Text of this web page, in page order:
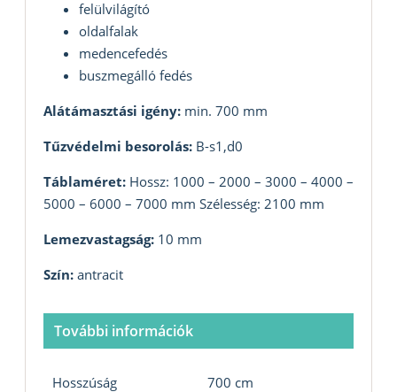
felülvilágító
oldalfalak
medencefedés
buszmegálló fedés
Alátámasztási igény: min. 700 mm
Tűzvédelmi besorolás: B-s1,d0
Táblaméret: Hossz: 1000 – 2000 – 3000 – 4000 –
5000 – 6000 – 7000 mm Szélesség: 2100 mm
Lemezvastagság: 10 mm
Szín: antracit
További információk
Hosszúság 700 cm